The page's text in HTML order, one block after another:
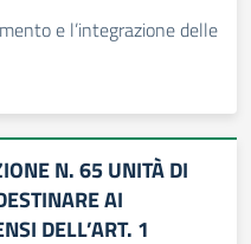
e l’integrazione delle
N. 65 UNITÀ DI
AI
DELL’ART. 1